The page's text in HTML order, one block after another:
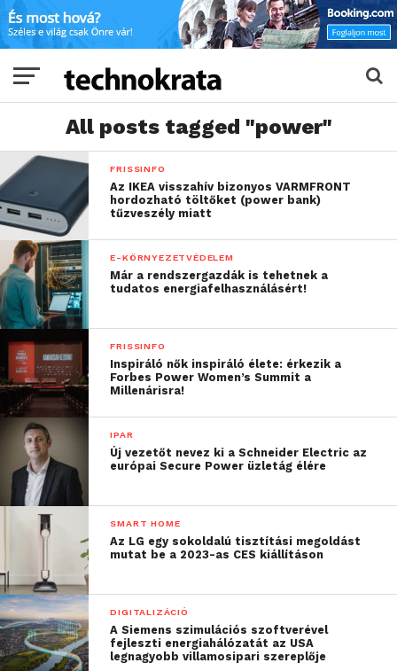
All posts tagged "power"
FRISSINFO
Az IKEA visszahív bizonyos VARMFRONT
hordozható töltőket (power bank)
tűzveszély miatt
E-KÖRNYEZETVÉDELEM
Már a rendszergazdák is tehetnek a
tudatos energiafelhasználásért!
FRISSINFO
Inspiráló nők inspiráló élete: érkezik a
Forbes Power Women’s Summit a
Millenárisra!
IPAR
Új vezetőt nevez ki a Schneider Electric az
európai Secure Power üzletág élére
SMART HOME
Az LG egy sokoldalú tisztítási megoldást
mutat be a 2023-as CES kiállításon
DIGITALIZÁCIÓ
A Siemens szimulációs szoftverével
fejleszti energiahálózatát az USA
legnagyobb villamosipari szereplője